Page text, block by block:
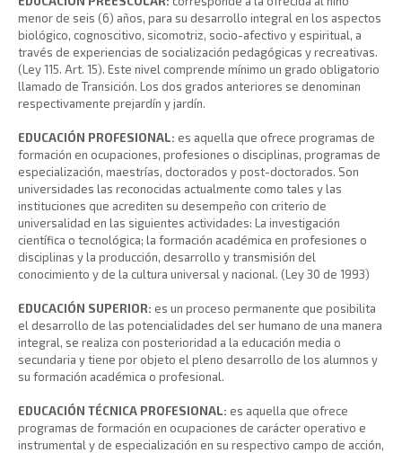
menor de seis (6) años, para su desarrollo integral en los aspectos
biológico, cognoscitivo, sicomotriz, socio-afectivo y espiritual, a
través de experiencias de socialización pedagógicas y recreativas.
(Ley 115. Art. 15). Este nivel comprende mínimo un grado obligatorio
llamado de Transición. Los dos grados anteriores se denominan
respectivamente prejardín y jardín.
EDUCACIÓN PROFESIONAL: es aquella que ofrece programas de
formación en ocupaciones, profesiones o disciplinas, programas de
especialización, maestrías, doctorados y post-doctorados. Son
universidades las reconocidas actualmente como tales y las
instituciones que acrediten su desempeño con criterio de
universalidad en las siguientes actividades: La investigación
científica o tecnológica; la formación académica en profesiones o
disciplinas y la producción, desarrollo y transmisión del
conocimiento y de la cultura universal y nacional. (Ley 30 de 1993)
EDUCACIÓN SUPERIOR: es un proceso permanente que posibilita
el desarrollo de las potencialidades del ser humano de una manera
integral, se realiza con posterioridad a la educación media o
secundaria y tiene por objeto el pleno desarrollo de los alumnos y
su formación académica o profesional.
EDUCACIÓN TÉCNICA PROFESIONAL: es aquella que ofrece
programas de formación en ocupaciones de carácter operativo e
instrumental y de especialización en su respectivo campo de acción,